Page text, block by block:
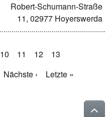
Robert-Schumann-Straße
11, 02977 Hoyerswerda
10 11 12
13
Nächste › Letzte »